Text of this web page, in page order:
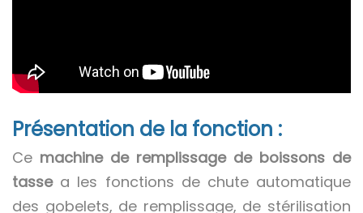
Présentation de la fonction :
Ce machine de remplissage de boissons de
tassea les fonctions de chute automatique
des gobelets, de remplissage, de stérilisation